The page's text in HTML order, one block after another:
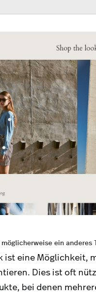
ein anderes
ist eine Möglichkeit,
Dies ist oft
bei denen